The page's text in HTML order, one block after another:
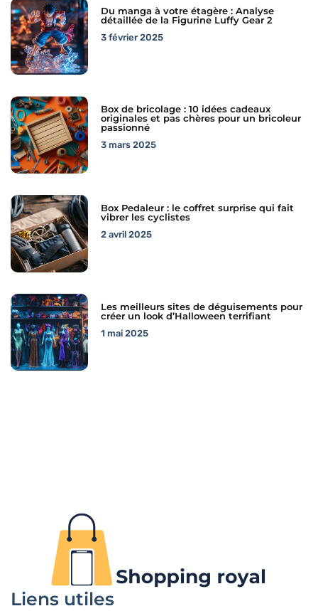
Du manga à votre étagère : Analyse
détaillée de la Figurine Luffy Gear 2
3 février 2025
Box de bricolage : 10 idées cadeaux
originales et pas chères pour un bricoleur
passionné
3 mars 2025
Box Pedaleur : le coffret surprise qui fait
vibrer les cyclistes
2 avril 2025
Les meilleurs sites de déguisements pour
créer un look d’Halloween terrifiant
1 mai 2025
Liens utiles